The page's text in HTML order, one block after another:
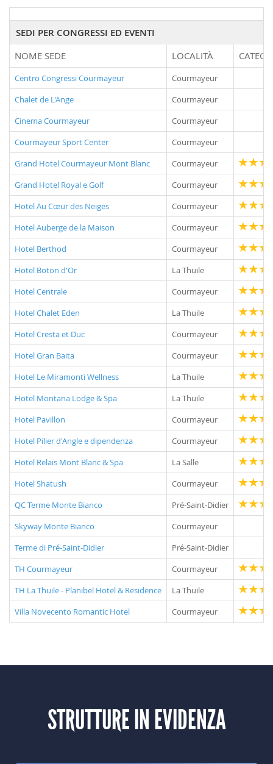
SEDI PER CONGRESSI ED EVENTI
NOME SEDE LOCALITÀ
Centro Congressi Courmayeur
Courmayeur
Chalet de L'Ange
Courmayeur
Cinema Courmayeur
Courmayeur
Courmayeur Sport Center
Courmayeur
Grand Hotel Courmayeur Mont Blanc
Courmayeur
Grand Hotel Royal e Golf
Courmayeur
Hotel Au Cœur des Neiges
Courmayeur
Hotel Auberge de la Maison
Courmayeur
Hotel Berthod
Courmayeur
Hotel Boton d'Or
La Thuile
Hotel Centrale
Courmayeur
Hotel Chalet Eden
La Thuile
Hotel Cresta et Duc
Courmayeur
Hotel Gran Baita
Courmayeur
Hotel Le Miramonti Wellness
La Thuile
Hotel Montana Lodge & Spa
La Thuile
Hotel Pavillon
Courmayeur
Hotel Pilier d'Angle e dipendenza
Courmayeur
Hotel Relais Mont Blanc & Spa
La Salle
Hotel Shatush
Courmayeur
QC Terme Monte Bianco
Pré-Saint-Didier
Skyway Monte Bianco
Courmayeur
Terme di Pré-Saint-Didier
Pré-Saint-Didier
TH Courmayeur
Courmayeur
TH La Thuile - Planibel Hotel & Residence
La Thuile
Villa Novecento Romantic Hotel
Courmayeur
STRUTTURE IN EVIDENZA